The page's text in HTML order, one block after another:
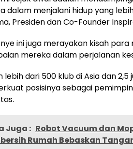
dalam menjalani hidup yang
Presiden dan Co-Founder
ini juga merayakan kisah
mereka dalam perjalanan
lebih dari 500 klub di Asia dan
posisinya sebagai
Juga : Robot Vacuum dan
Rumah Bebaskan